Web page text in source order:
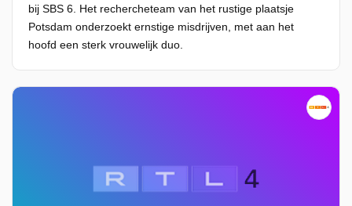
bij SBS 6. Het rechercheteam van het rustige plaatsje
Potsdam onderzoekt ernstige misdrijven, met aan het
hoofd een sterk vrouwelijk duo.